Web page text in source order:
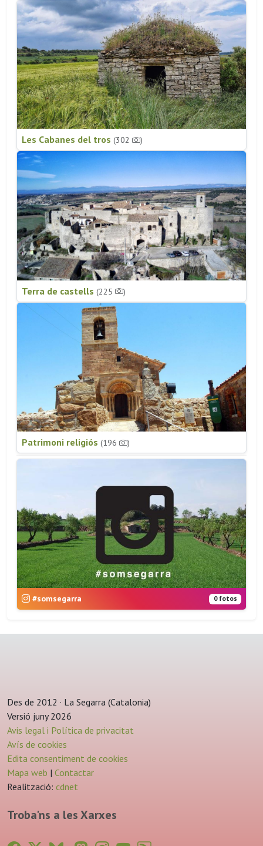
Les Cabanes del tros (302 )
Terra de castells (225 )
Patrimoni religiós (196 )
#somsegarra 0 fotos
Des de 2012 · La Segarra (Catalonia)
Versió juny 2026
Avis legal i Política de privacitat
Avís de cookies
Edita consentiment de cookies
Mapa web | Contactar
Realització: cdnet
Troba'ns a les Xarxes